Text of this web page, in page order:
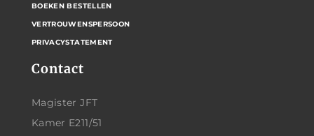
Contact
Magister JFT
Kamer E211/51
BOEKEN BESTELLEN
VERTROUWENSPERSOON
PRIVACYSTATEMENT